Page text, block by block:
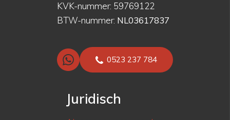
Juridisch
KVK-nummer: 59769122
BTW-nummer: NL03617837
0523 237 784